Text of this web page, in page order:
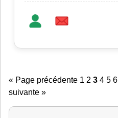
« Page précédente 1 2 3 4 5 6
suivante »